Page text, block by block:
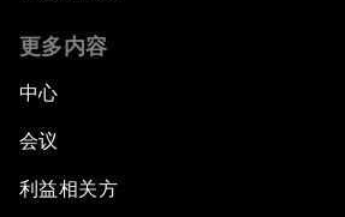
更多内容
中心
会议
利益相关方